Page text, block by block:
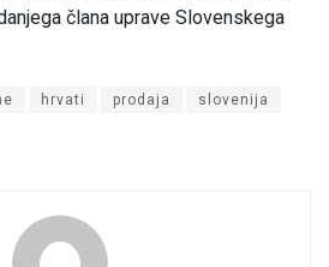
člana uprave Slovenskega
hrvati prodaja slovenija